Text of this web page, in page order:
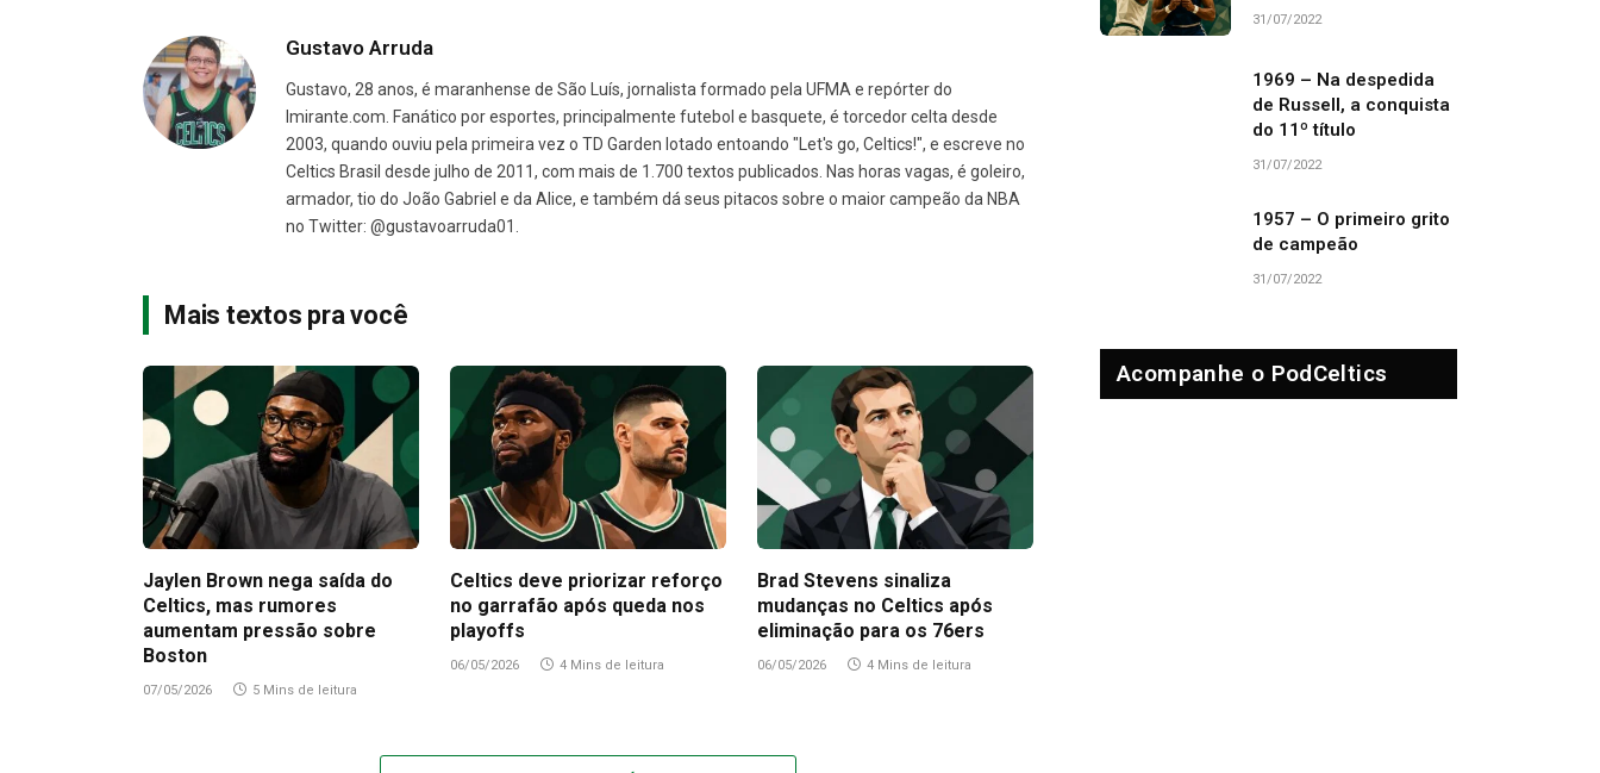
Gustavo Arruda
Gustavo, 28 anos, é maranhense de São Luís, jornalista formado pela UFMA e repórter do
Imirante.com. Fanático por esportes, principalmente futebol e basquete, é torcedor celta desde
2003, quando ouviu pela primeira vez o TD Garden lotado entoando "Let's go, Celtics!", e escreve no
Celtics Brasil desde julho de 2011, com mais de 1.700 textos publicados. Nas horas vagas, é goleiro,
armador, tio do João Gabriel e da Alice, e também dá seus pitacos sobre o maior campeão da NBA
no Twitter: @gustavoarruda01.
Mais textos pra você
Jaylen Brown nega saída do
Celtics, mas rumores
aumentam pressão sobre
Boston
07/05/2026 5 Mins de leitura
Celtics deve priorizar reforço
no garrafão após queda nos
playoffs
06/05/2026 4 Mins de leitura
Brad Stevens sinaliza
mudanças no Celtics após
eliminação para os 76ers
06/05/2026 4 Mins de leitura
31/07/2022
1969 – Na despedida
de Russell, a conquista
do 11º título
31/07/2022
1957 – O primeiro grito
de campeão
31/07/2022
Acompanhe o PodCeltics